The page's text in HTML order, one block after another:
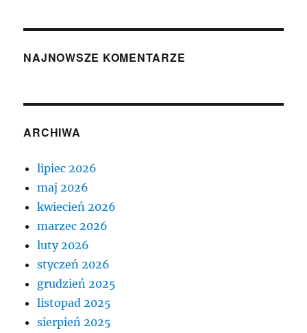
NAJNOWSZE KOMENTARZE
ARCHIWA
lipiec 2026
maj 2026
kwiecień 2026
marzec 2026
luty 2026
styczeń 2026
grudzień 2025
listopad 2025
sierpień 2025